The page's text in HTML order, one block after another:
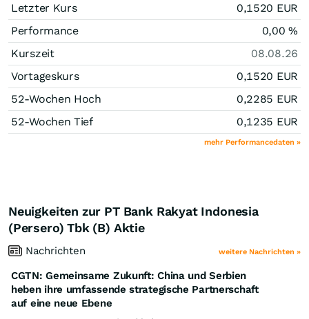
Letzter Kurs
0,1520 EUR
Performance
0,00%
Kurszeit
08.08.26
Vortageskurs
0,1520 EUR
52-Wochen Hoch
0,2285 EUR
52-Wochen Tief
0,1235 EUR
mehr Performancedaten »
Neuigkeiten zur PT Bank Rakyat Indonesia
(Persero) Tbk (B) Aktie
Nachrichten weitere Nachrichten »
CGTN: Gemeinsame Zukunft: China und Serbien
heben ihre umfassende strategische Partnerschaft
auf eine neue Ebene